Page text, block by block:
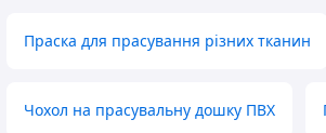
Праска для прасування різних тканин
Чохол на прасувальну дошку ПВХ